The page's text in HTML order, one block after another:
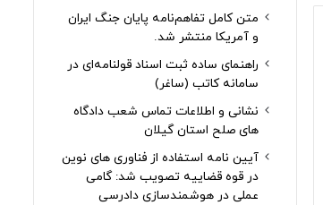
متن کامل تفاهم‌نامه پایان جنگ ایران
و آمریکا منتشر شد.
راهنمای ساده ثبت اسناد قولنامه‌ای در
سامانه کاتب (ساغر)
نشانی و اطلاعات تماس شعب دادگاه
های صلح استان گیلان
آیین نامه استفاده از فناوری های نوین
در قوه قضاییه تصویب شد: گامی
عملی در هوشمندسازی دادرسی